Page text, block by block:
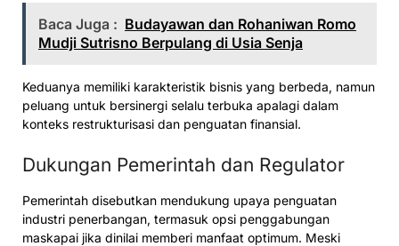
Baca Juga : Budayawan dan Rohaniwan Romo
Mudji Sutrisno Berpulang di Usia Senja
Keduanya memiliki karakteristik bisnis yang berbeda, namun
peluang untuk bersinergi selalu terbuka apalagi dalam
konteks restrukturisasi dan penguatan finansial.
Dukungan Pemerintah dan Regulator
Pemerintah disebutkan mendukung upaya penguatan
industri penerbangan, termasuk opsi penggabungan
maskapai jika dinilai memberi manfaat optimum. Meski